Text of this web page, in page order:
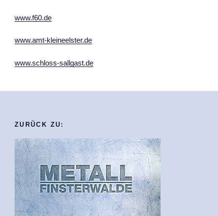
www.f60.de
www.amt-kleineelster.de
www.schloss-sallgast.de
ZURÜCK ZU: